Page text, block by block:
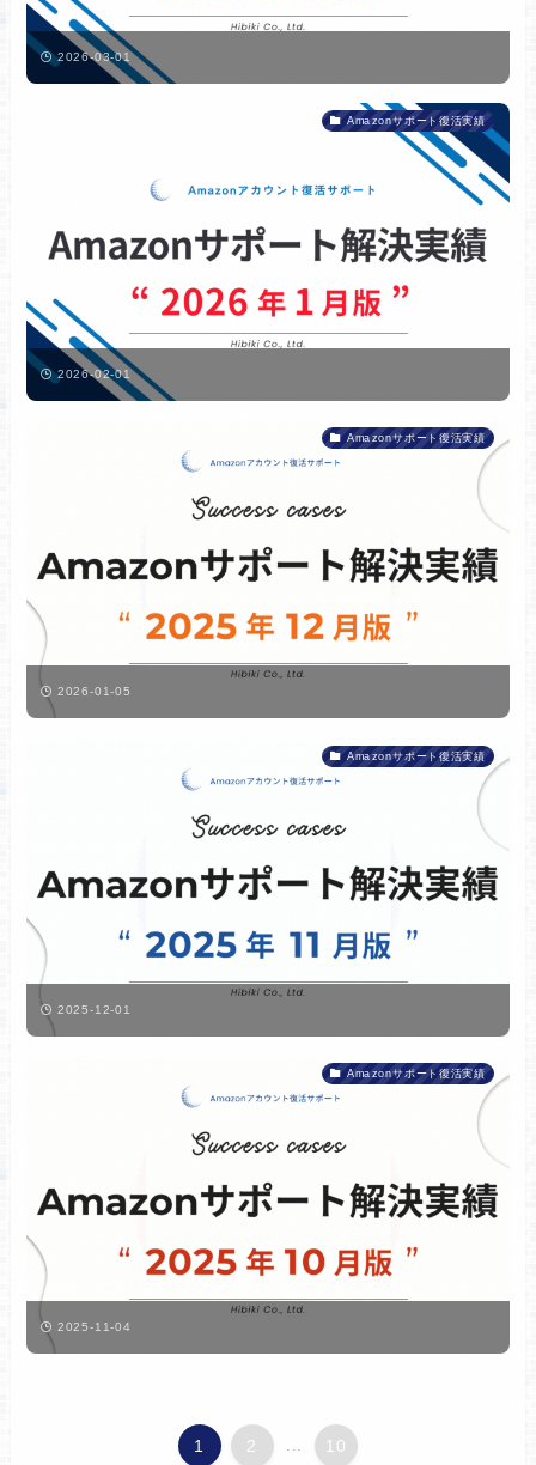
2026-03-01
Amazonサポート復活実績
2026-02-01
Amazonサポート復活実績
2026-01-05
Amazonサポート復活実績
2025-12-01
Amazonサポート復活実績
2025-11-04
1 2 ... 10